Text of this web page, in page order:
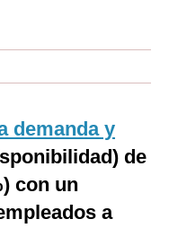
demanda y
de
con un
a